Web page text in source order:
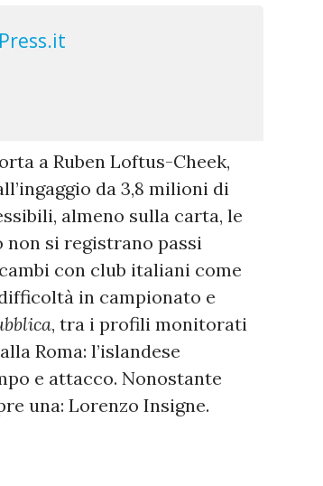
a Ruben Loftus-Cheek,
da 3,8 milioni di
almeno sulla carta, le
non si registrano passi
con club italiani come
in campionato e
, tra i profili monitorati
Roma: l’islandese
e attacco. Nonostante
una: Lorenzo Insigne.